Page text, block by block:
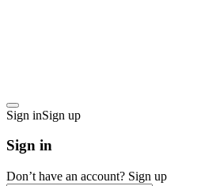
Sign inSign up
Sign in
Don’t have an account? Sign up